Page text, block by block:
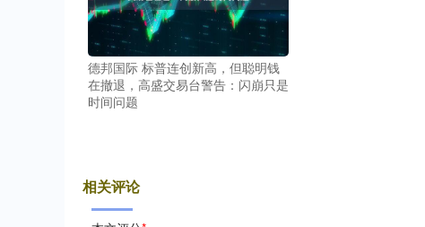
德邦国际 标普连创新高，但聪明钱
在撤退，高盛交易台警告：闪崩只是
时间问题
相关评论